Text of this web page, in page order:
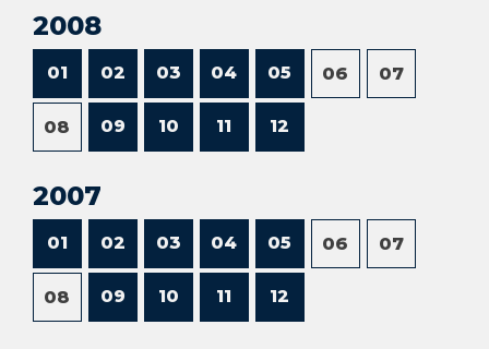
2008
01 02 03 04 05 06 07
08 09 10 11 12
2007
01 02 03 04 05 06 07
08 09 10 11 12